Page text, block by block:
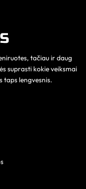
tačiau ir daug
suprasti kokie veiksmai
taps lengvesnis.